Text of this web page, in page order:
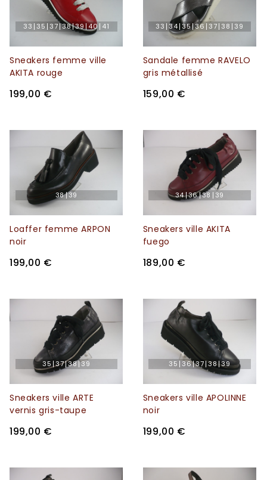
33 35 37 38 39 40 41
Sneakers femme ville
AKITA rouge
199,00 €
33 34 35 36 37 38 39
Sandale femme RAVELO
gris métallisé
159,00 €
38 39
Loaffer femme ARPON
noir
199,00 €
34 36 38 39
Sneakers ville AKITA
fuego
189,00 €
35 37 38 39
Sneakers ville ARTE
vernis gris-taupe
199,00 €
35 36 37 38 39
Sneakers ville APOLINNE
noir
199,00 €